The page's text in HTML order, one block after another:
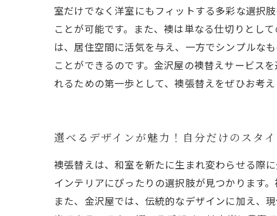
室だけでなく洋室にもフィットする多彩な選択
ことが可能です。また、襖は単なる仕切りとし
は、居住空間に活気を与え、一方でシンプルな
ことができるのです。金沢屋の襖替えサービス
れるための第一歩として、襖張替えをぜひお考え
選べるデザインが魅力！自分だけのスタ
襖張替えは、和室を新たに生まれ変わらせる際
インテリアにぴったりの選択肢が見つかります
また、金沢屋では、伝統的なデザインに加え、